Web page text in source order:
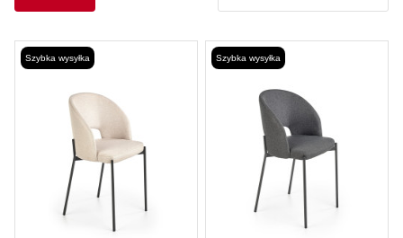
Szybka wysyłka Szybka wysyłka